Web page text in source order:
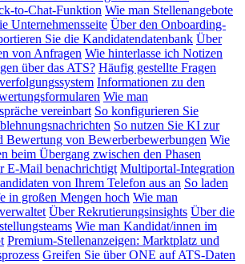
to-Chat-Funktion Wie man Stellenangebote
Unternehmensseite Über den Onboarding-
Sie die Kandidatendatenbank Über
von Anfragen Wie hinterlasse ich Notizen
über das ATS? Häufig gestellte Fragen
Informationen zu den
Wie man
vereinbart So konfigurieren Sie
So nutzen Sie KI zur
Bewertung von Bewerberbewerbungen Wie
beim Übergang zwischen den Phasen
E-Mail benachrichtigt Multiportal-Integration
von Ihrem Telefon aus an So laden
in großen Mengen hoch Wie man
Über Rekrutierungsinsights Über die
Wie man Kandidat/innen im
Premium-Stellenanzeigen: Marktplatz und
Greifen Sie über ONE auf ATS-Daten